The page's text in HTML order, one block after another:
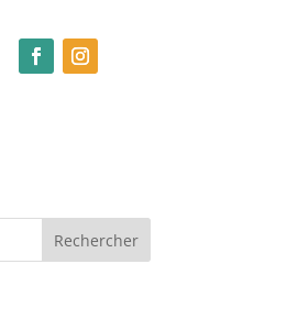
Rechercher